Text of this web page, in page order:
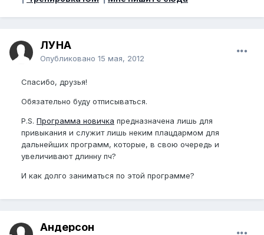
ЛУНА
Опубликовано 15 мая, 2012
Спасибо, друзья!
Обязательно буду отписываться.
P.S. Программа новичка предназначена лишь для
привыкания и служит лишь неким плацдармом для
дальнейших программ, которые, в свою очередь и
увеличивают длинну пч?
И как долго заниматься по этой программе?
Андерсон